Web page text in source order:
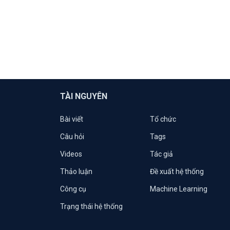
TÀI NGUYÊN
Bài viết Tổ chức
Câu hỏi Tags
Videos Tác giả
Thảo luận Đề xuất hệ thống
Công cụ Machine Learning
Trạng thái hệ thống